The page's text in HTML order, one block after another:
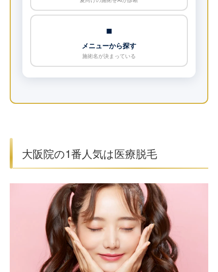
■
メニューから探す
施術名が決まっている
大阪院の1番人気は医療脱毛